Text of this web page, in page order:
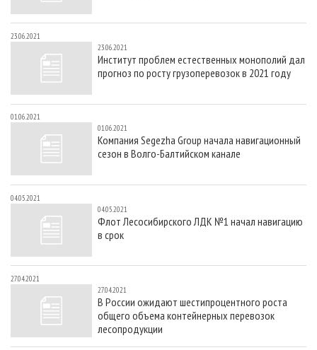
23.06.2021
23.06.2021
Институт проблем естественных монополий дал
прогноз по росту грузоперевозок в 2021 году
01.06.2021
01.06.2021
Компания Segezha Group начала навигационный
сезон в Волго-Балтийском канале
04.05.2021
04.05.2021
Флот Лесосибирского ЛДК №1 начал навигацию
в срок
27.04.2021
27.04.2021
В России ожидают шестипроцентного роста
общего объема контейнерных перевозок
лесопродукции